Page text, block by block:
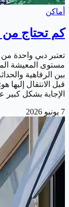
أماكن
كم تحتاج
تعتبر دبي واحدة من
مستوى المعيشة
بين الرفاهية
قبل الانتقال
الإجابة بشكل
7 يونيو 2026